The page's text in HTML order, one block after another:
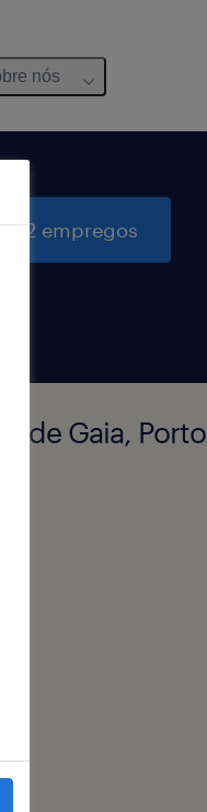
nós
2 empregos
de Gaia, Porto